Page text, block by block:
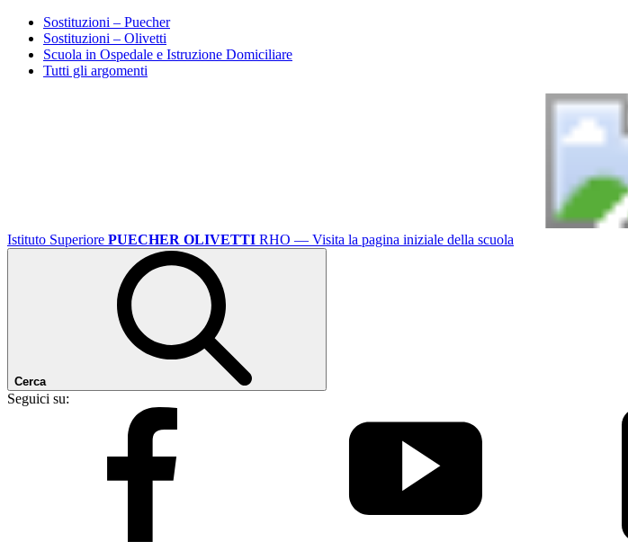
Sostituzioni – Puecher
Sostituzioni – Olivetti
Scuola in Ospedale e Istruzione Domiciliare
Tutti gli argomenti
Istituto Superiore PUECHER OLIVETTI RHO — Visita la pagina iniziale della scuola
Cerca
Seguici su: